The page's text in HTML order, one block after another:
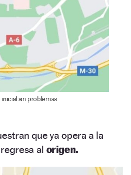
sin problemas.
que ya opera a la
al origen.